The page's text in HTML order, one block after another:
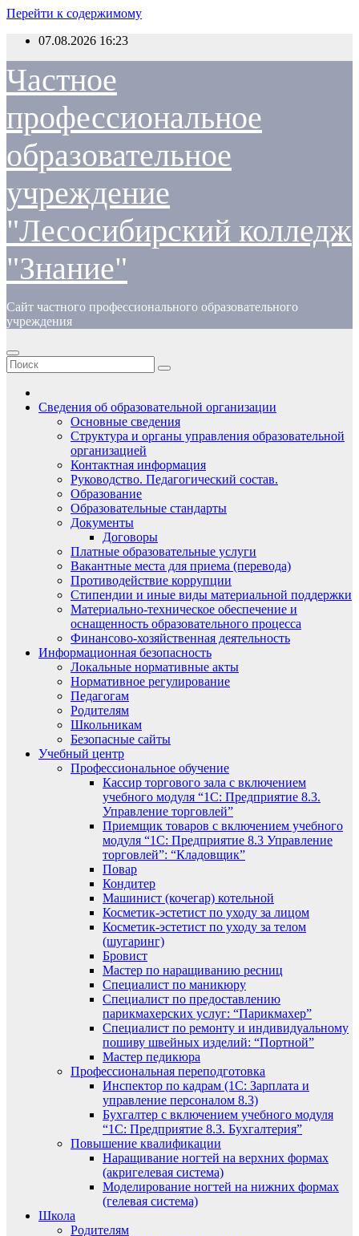
Перейти к содержимому
07.08.2026 16:23
Частное
профессиональное
образовательное
учреждение
"Лесосибирский колледж
"Знание"
Сайт частного профессионального образовательного
учреждения
Сведения об образовательной организации
Основные сведения
Структура и органы управления образовательной
организацией
Контактная информация
Руководство. Педагогический состав.
Образование
Образовательные стандарты
Документы
Договоры
Платные образовательные услуги
Вакантные места для приема (перевода)
Противодействие коррупции
Стипендии и иные виды материальной поддержки
Материально-техническое обеспечение и
оснащенность образовательного процесса
Финансово-хозяйственная деятельность
Информационная безопасность
Локальные нормативные акты
Нормативное регулирование
Педагогам
Родителям
Школьникам
Безопасные сайты
Учебный центр
Профессиональное обучение
Кассир торгового зала с включением
учебного модуля “1С: Предприятие 8.3.
Управление торговлей”
Приемщик товаров с включением учебного
модуля “1С: Предприятие 8.3 Управление
торговлей”: “Кладовщик”
Повар
Кондитер
Машинист (кочегар) котельной
Косметик-эстетист по уходу за лицом
Косметик-эстетист по уходу за телом
(шугаринг)
Бровист
Мастер по наращиванию ресниц
Специалист по маникюру
Специалист по предоставлению
парикмахерских услуг: “Парикмахер”
Специалист по ремонту и индивидуальному
пошиву швейных изделий: “Портной”
Мастер педикюра
Профессиональная переподготовка
Инспектор по кадрам (1С: Зарплата и
управление персоналом 8.3)
Бухгалтер с включением учебного модуля
“1С: Предприятие 8.3. Бухгалтерия”
Повышение квалификации
Наращивание ногтей на верхних формах
(акригелевая система)
Моделирование ногтей на нижних формах
(гелевая система)
Школа
Родителям